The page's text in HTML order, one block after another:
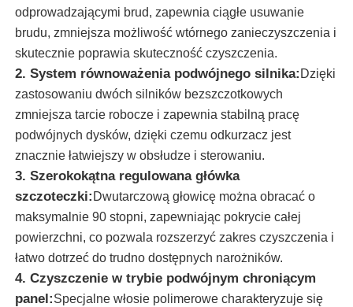
Aktualności
Wszystkie przypadki
Poprosić o wycenę
Szczotka do czyszczenia paneli słonecznych
Szczotka obrotowa z paneli słonecznych
Szczotka do pralki z paneli słonecznych
odprowadzającymi brud, zapewnia ciągłe usuwanie
brudu, zmniejsza możliwość wtórnego zanieczyszczenia i
skutecznie poprawia skuteczność czyszczenia.
2. System równoważenia podwójnego silnika: Dzięki
zastosowaniu dwóch silników bezszczotkowych
zmniejsza tarcie robocze i zapewnia stabilną pracę
podwójnych dysków, dzięki czemu odkurzacz jest
znacznie łatwiejszy w obsłudze i sterowaniu.
3. Szerokokątna regulowana główka
szczoteczki: Dwutarczową głowicę można obracać o
maksymalnie 90 stopni, zapewniając pokrycie całej
powierzchni, co pozwala rozszerzyć zakres czyszczenia i
łatwo dotrzeć do trudno dostępnych narożników.
4. Czyszczenie w trybie podwójnym chroniącym
panel:Specjalne włosie polimerowe charakteryzuje się